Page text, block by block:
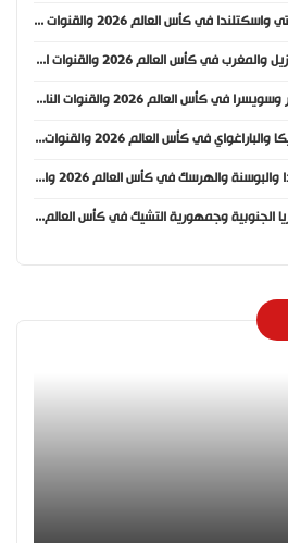
موعد مباراة هايتي واسكتلندا في كأس العالم 2026 والقنوات الناقلة
موعد مباراة البرازيل والمغرب في كأس العالم 2026 والقنوات الناقلة
موعد مباراة قطر وسويسرا في كأس العالم 2026 والقنوات الناقلة
موعد مباراة أمريكا والباراغواي في كأس العالم 2026 والقنوات الناقلة
موعد مباراة كندا والبوسنة والهرسك في كأس العالم 2026 والقنوات الناقلة
موعد مباراة كوريا الجنوبية وجمهورية التشيك في كأس العالم 2026 والقنوات الناقلة